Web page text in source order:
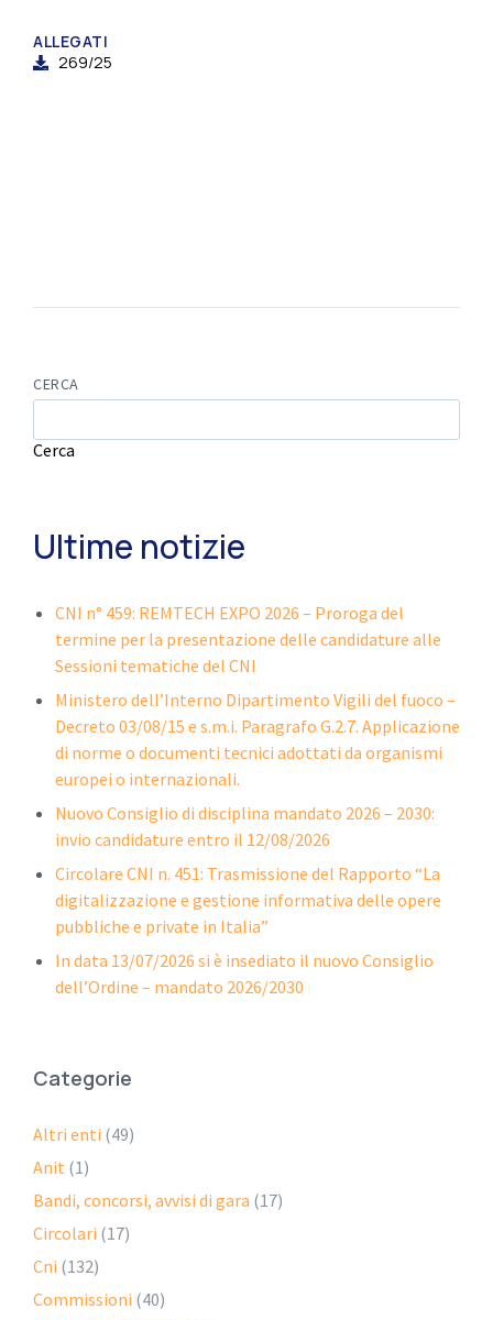
ALLEGATI
269/25
CERCA
Cerca
Ultime notizie
CNI n° 459: REMTECH EXPO 2026 – Proroga del
termine per la presentazione delle candidature alle
Sessioni tematiche del CNI
Ministero dell’Interno Dipartimento Vigili del fuoco –
Decreto 03/08/15 e s.m.i. Paragrafo G.2.7. Applicazione
di norme o documenti tecnici adottati da organismi
europei o internazionali.
Nuovo Consiglio di disciplina mandato 2026 – 2030:
invio candidature entro il 12/08/2026
Circolare CNI n. 451: Trasmissione del Rapporto “La
digitalizzazione e gestione informativa delle opere
pubbliche e private in Italia”
In data 13/07/2026 si è insediato il nuovo Consiglio
dell’Ordine – mandato 2026/2030
Categorie
Altri enti (49)
Anit (1)
Bandi, concorsi, avvisi di gara (17)
Circolari (17)
Cni (132)
Commissioni (40)